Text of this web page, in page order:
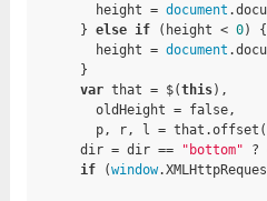
        height =
document
      }
else if (height < 0) {
        height =
document
      }
var that = $(this),
        oldHeight =
false,
p, r, l =
      dir = dir ==
"bottom" ?
if (window